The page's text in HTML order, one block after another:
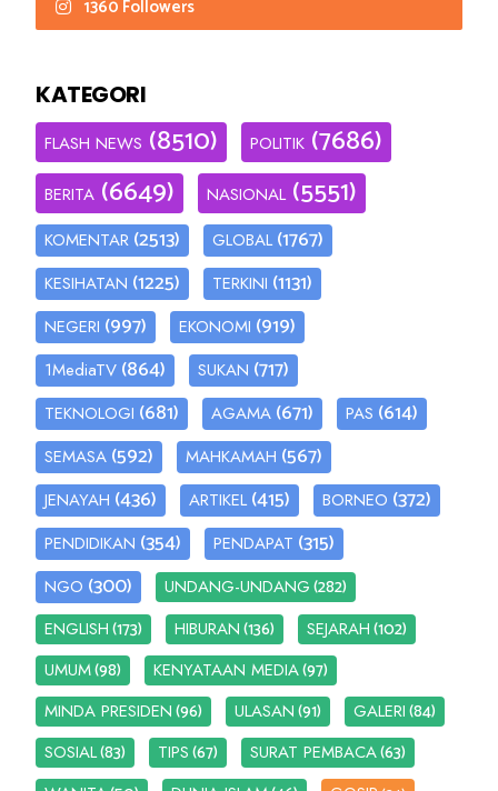
1360 Followers
KATEGORI
FLASH NEWS (8510) POLITIK (7686)
BERITA (6649) NASIONAL (5551)
KOMENTAR (2513) GLOBAL (1767)
KESIHATAN (1225) TERKINI (1131)
NEGERI (997) EKONOMI (919)
1MediaTV (864) SUKAN (717)
TEKNOLOGI (681) AGAMA (671) PAS (614)
SEMASA (592) MAHKAMAH (567)
JENAYAH (436) ARTIKEL (415) BORNEO (372)
PENDIDIKAN (354) PENDAPAT (315)
NGO (300) UNDANG-UNDANG(282)
ENGLISH(173) HIBURAN(136) SEJARAH(102)
UMUM(98) KENYATAAN MEDIA(97)
MINDA PRESIDEN(96) ULASAN(91) GALERI(84)
SOSIAL(83) TIPS(67) SURAT PEMBACA(63)